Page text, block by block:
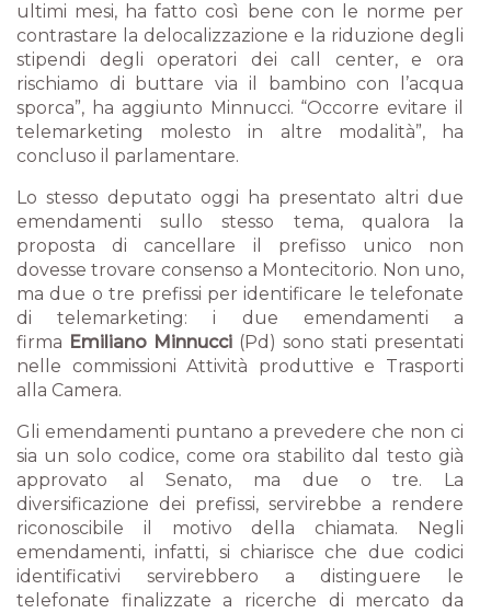
ultimi mesi, ha fatto così bene con le norme per
contrastare la delocalizzazione e la riduzione degli
stipendi degli operatori dei call center, e ora
rischiamo di buttare via il bambino con l’acqua
sporca”, ha aggiunto Minnucci. “Occorre evitare il
telemarketing molesto in altre modalità”, ha
concluso il parlamentare.
Lo stesso deputato oggi ha presentato altri due
emendamenti sullo stesso tema, qualora la
proposta di cancellare il prefisso unico non
dovesse trovare consenso a Montecitorio. Non uno,
ma due o tre prefissi per identificare le telefonate
di telemarketing: i due emendamenti a
firma Emiliano Minnucci (Pd) sono stati presentati
nelle commissioni Attività produttive e Trasporti
alla Camera.
Gli emendamenti puntano a prevedere che non ci
sia un solo codice, come ora stabilito dal testo già
approvato al Senato, ma due o tre. La
diversificazione dei prefissi, servirebbe a rendere
riconoscibile il motivo della chiamata. Negli
emendamenti, infatti, si chiarisce che due codici
identificativi servirebbero a distinguere le
telefonate finalizzate a ricerche di mercato da